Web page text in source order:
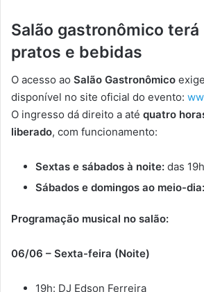
Salão gastronômico
pratos e bebidas
O acesso ao Salão Gastronômico
disponível no site oficial do evento:
O ingresso dá direito a até quatro
liberado, com funcionamento:
Sextas e sábados à noite: das
Sábados e domingos ao meio-dia:
Programação musical no salão:
06/06 – Sexta-feira (Noite)
19h: DJ Edson Ferreira